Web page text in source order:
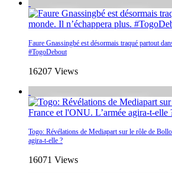
Faure Gnassingbé est désormais traqué partout
#TogoDebout
16207 Views
Togo: Révélations de Mediapart sur le rôle de
agira-t-elle ?
16071 Views